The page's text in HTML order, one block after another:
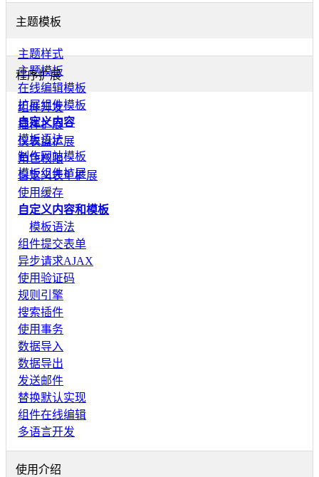
主题模板
主题样式
主题模板
在线编辑模板
扩展组件模板
自定义内容
模板语法
制作网站模板
模板组件扩展
程序扩展
组件开发
插件扩展
仪表盘扩展
角色权限
自定义表单扩展
使用缓存
自定义内容和模板
模板语法
组件提交表单
异步请求AJAX
使用验证码
规则引擎
搜索插件
使用事务
数据导入
数据导出
发送邮件
替换默认实现
组件在线编辑
多语言开发
使用介绍